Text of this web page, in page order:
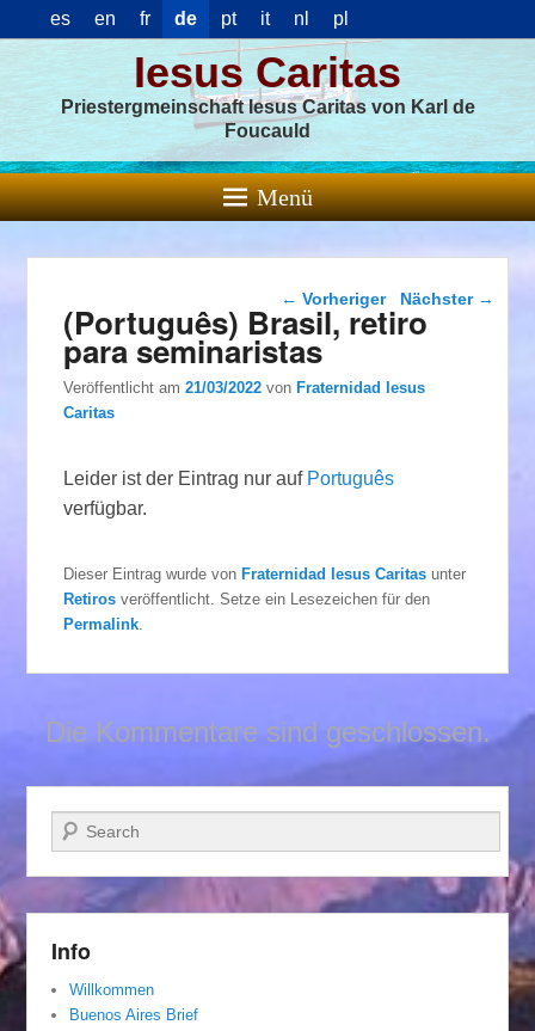
es en fr de pt it nl pl
Iesus Caritas
Priestergmeinschaft Iesus Caritas von Karl de
Foucauld
Menü
Beitragsnavigation
← Vorheriger Nächster →
(Português) Brasil, retiro
para seminaristas
Veröffentlicht am21/03/2022 vonFraternidad Iesus
Caritas
Leider ist der Eintrag nur auf Português
verfügbar.
Dieser Eintrag wurde vonFraternidad Iesus Caritas unter
Retiros veröffentlicht. Setze ein Lesezeichen für den
Permalink
Die Kommentare sind geschlossen.
Suchen
Info
Willkommen
Buenos Aires Brief